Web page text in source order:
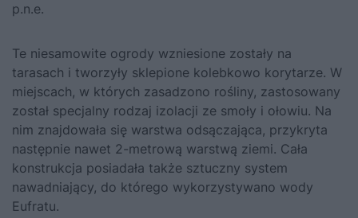
p.n.e.
Te niesamowite ogrody wzniesione zostały na
tarasach i tworzyły sklepione kolebkowo korytarze. W
miejscach, w których zasadzono rośliny, zastosowany
został specjalny rodzaj izolacji ze smoły i ołowiu. Na
nim znajdowała się warstwa odsączająca, przykryta
następnie nawet 2-metrową warstwą ziemi. Cała
konstrukcja posiadała także sztuczny system
nawadniający, do którego wykorzystywano wody
Eufratu.